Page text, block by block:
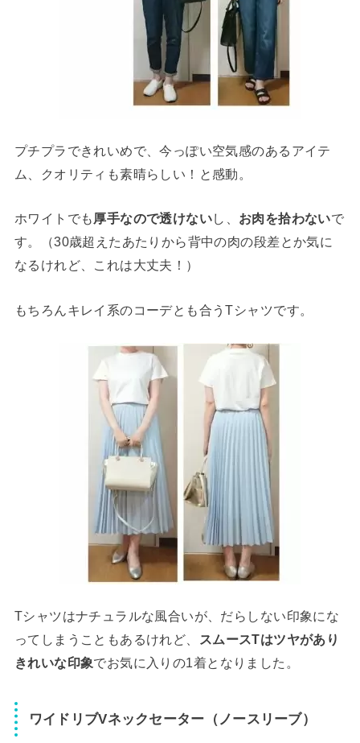
プチプラできれいめで、今っぽい空気感のあるアイテ
ム、クオリティも素晴らしい！と感動。
ホワイトでも 厚手なので透けないし、 お肉を拾わないで
す。（30歳超えたあたりから背中の肉の段差とか気に
なるけれど、これは大丈夫！）
もちろんキレイ系のコーデとも合うTシャツです。
Tシャツはナチュラルな風合いが、だらしない印象にな
ってしまうこともあるけれど、
スムースTはツヤがあり
きれいな印象でお気に入りの1着となりました。
ワイドリブVネックセーター（ノースリーブ）